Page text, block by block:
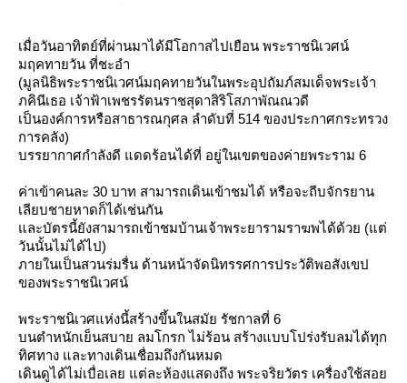
เมื่อวันอาทิตย์ที่ผ่านมาได้มีโอกาสไปเยือน พระราชนิเวศน์
มฤคทายวัน ที่ชะอำ
(มูลนิธิพระราชนิเวศน์มฤคทายวันในพระอุปถัมภ์สมเด็จพระเจ้า
ภคินีเธอ เจ้าฟ้าเพชรรัตนราชสุดาสิริโสภาพัณณวดี
เป็นองค์การหรือสาธารณกุศล ลำดับที่ 514 ของประกาศกระทรวง
การคลัง)
บรรยากาศกำลังดี แดดร้อนได้ที่ อยู่ในเขตของค่ายพระราม 6
ค่าเข้าคนละ 30 บาท สามารถเดินเข้าชมได้ หรือจะถีบจักรยาน
เลียบชายหาดก็ได้เช่นกัน
ละบัตรนี้ยังสามารถเข้าชมบ้านเจ้าพระยารามราฆพได้ด้วย (แต่
วันนั้นไม่ได้ไป)
ภายในเป็นสวนร่มรื่น ด้านหน้าจัดนิทรรศการประวัติพอสังเขป
ของพระราชนิเวศน์
พระราชนิเวศแห่งนี้สร้างขึ้นในสมัย รัชกาลที่ 6
บนตำหนักเย็นสบาย ลมโกรก ไม่ร้อน สร้างแบบโปร่งรับลมได้ทุก
ทิศทาง และทางเดินเชื่อมถึงกันหมด
เดินดูได้ไม่เบื่อเลย แต่ละห้องแสดงถึง พระจริยวัตร เครื่องใช้สอ